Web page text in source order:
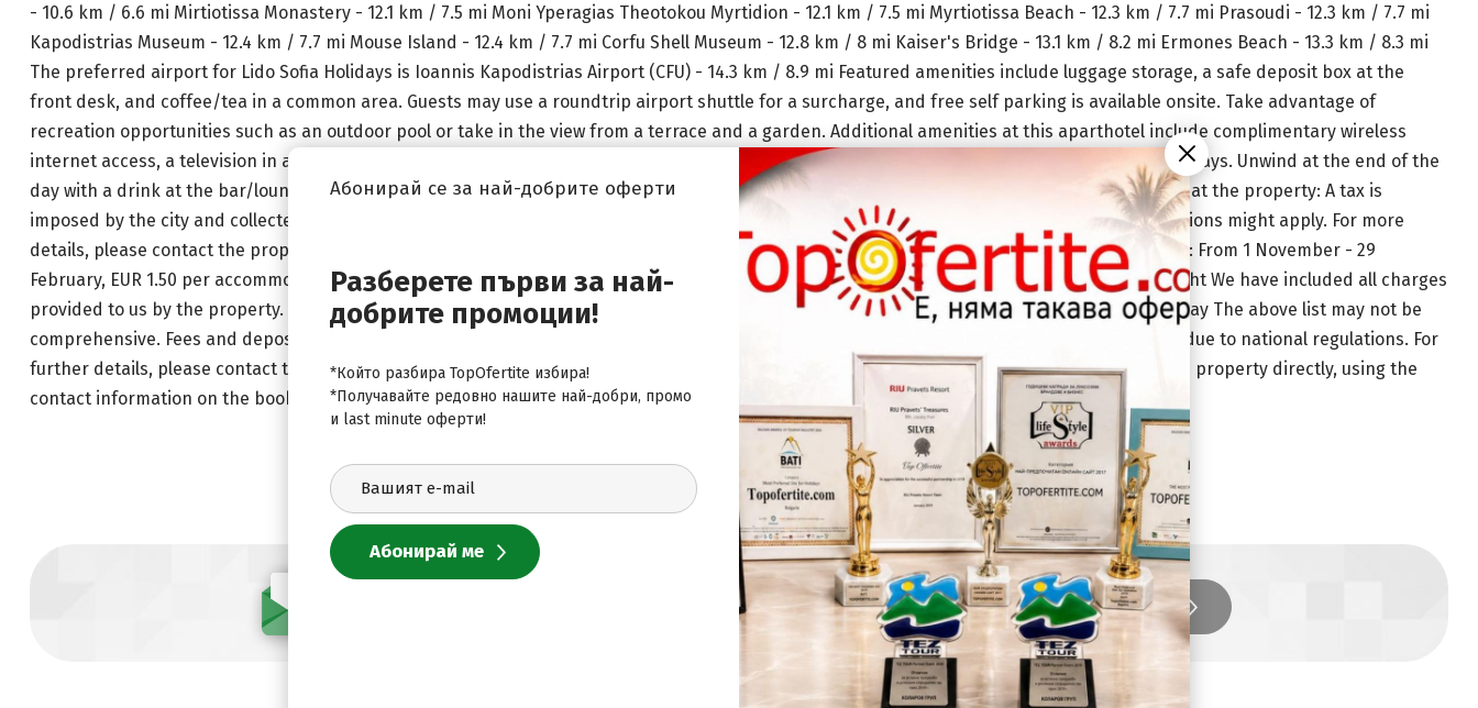
- 10.6 km / 6.6 mi Mirtiotissa Monastery - 12.1 km / 7.5 mi Moni Yperagias Theotokou Myrtidion - 12.1 km / 7.5 mi Myrtiotissa Beach - 12.3 km / 7.7 mi Prasoudi - 12.3 km / 7.7 mi
Kapodistrias Museum - 12.4 km / 7.7 mi Mouse Island - 12.4 km / 7.7 mi Corfu Shell Museum - 12.8 km / 8 mi Kaiser's Bridge - 13.1 km / 8.2 mi Ermones Beach - 13.3 km / 8.3 mi
The preferred airport for Lido Sofia Holidays is Ioannis Kapodistrias Airport (CFU) - 14.3 km / 8.9 mi Featured amenities include luggage storage, a safe deposit box at the
front desk, and coffee/tea in a common area. Guests may use a roundtrip airport shuttle for a surcharge, and free self parking is available onsite. Take advantage of
recreation opportunities such as an outdoor pool or take in the view from a terrace and a garden. Additional amenities at this aparthotel include complimentary wireless
internet access, a television in a common area, and tour/ticket assistance. Grab a bite from the snack bar/deli serving guests of Lido Sofia Holidays. Unwind at the end of the
day with a drink at the bar/lounge or the poolside bar. Full breakfasts are available daily for a fee. You'll be asked to pay the following charges at the property: A tax is
imposed by the city and collected at the property. This tax is adjusted seasonally and might not apply year round. Other exemptions or reductions might apply. For more
details, please contact the property using the information on the reservation confirmation received after booking. A tax is imposed by the city: From 1 November - 29
February, EUR 1.50 per accommodation, per night A tax is imposed by the city: From 1 March - 31 October, EUR 3.00 per accommodation, per night We have included all charges
provided to us by the property. Fee for full breakfast: approximately EUR 6 for adults and EUR 6 for childrenCrib (infant bed) fee: EUR 5.0 per day The above list may not be
comprehensive. Fees and deposits may not include tax and are subject to change. Cash transactions at this property cannot exceed EUR 500, due to national regulations. For
further details, please contact the property using information in the booking confirmation. Guests can arrange to bring pets by contacting the property directly, using the
contact information on the booking confirmation.
Абонирай се за най-добрите оферти
Разберете първи за най-
добрите промоции!
*Който разбира TopOfertite избира!
*Получавайте редовно нашите най-добри, промо
и last minute оферти!